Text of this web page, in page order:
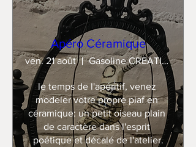
Apéro Céramique
ven. 21 août Gasoline CREATION
le temps de l'apéritif, venez
modeler votre propre piaf en
céramique: un petit oiseau plain
de caractère dans l'esprit
poétique et décalé de l'atelier.